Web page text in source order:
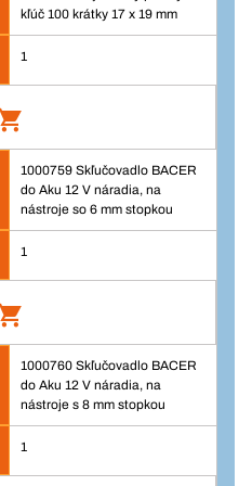
kľúč 100 krátky 17 x 19 mm
1
kľúč 100 krátky 17 x
mm
104369
1000759 Skľučovadlo BACER
do Aku 12 V náradia, na
nástroje so 6 mm stopkou
1
Aku 12 V náradia,
6 mm stopkou
1000759
1000760 Skľučovadlo BACER
do Aku 12 V náradia, na
nástroje s 8 mm stopkou
1